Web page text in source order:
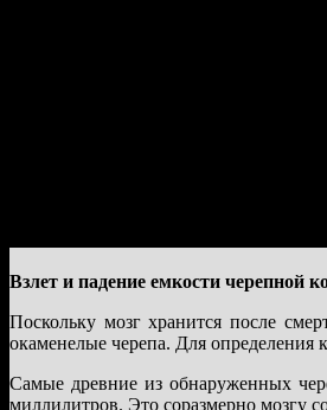
Взлет и падение емкости черепной
Поскольку мозг хранится после
окаменелые черепа. Для определения
Самые древние из обнаруженных
миллилитров. Это соразмерно мозгу